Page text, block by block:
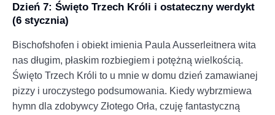
Dzień 7: Święto Trzech Króli i ostateczny werdykt
(6 stycznia)
Bischofshofen i obiekt imienia Paula Ausserleitnera wita
nas długim, płaskim rozbiegiem i potężną wielkością.
Święto Trzech Króli to u mnie w domu dzień zamawianej
pizzy i uroczystego podsumowania. Kiedy wybrzmiewa
hymn dla zdobywcy Złotego Orła, czuję fantastyczną